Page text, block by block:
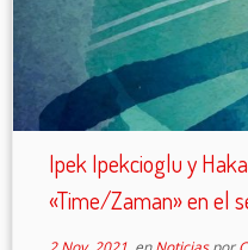
Ipek Ipekcioglu y
«Time/Zaman» en el